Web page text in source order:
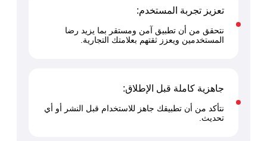
تعزيز تجربة المستخدم:
نتحقق من أن تطبيق آمن ومستقر بما يزيد رضا
المستخدمين ويعزز ثقتهم بعلامتك التجارية.
جاهزية كاملة قبل الإطلاق:
نتأكد من أن تطبيقك جاهز للاستخدام قبل النشر أو أي
تحديث.